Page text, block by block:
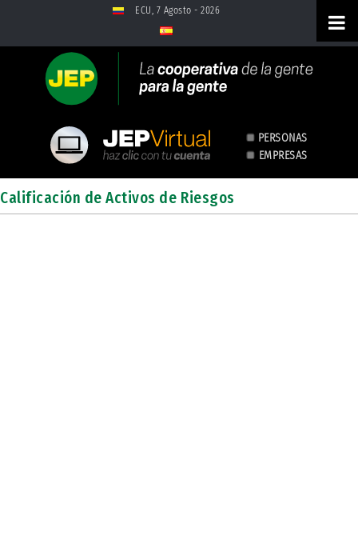
ECU, 7 Agosto - 2026
PERSONAS
EMPRESAS
Calificación Activos Riesgos
Calificación de Activos de Riesgos